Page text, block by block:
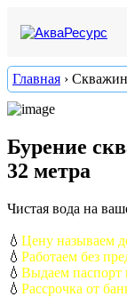
Главная ›
Бурение
32 метра
Чистая вода на
💧 Цену называем
💧 Работаем без
💧 Выдаем паспорт
💧 Рассрочка от